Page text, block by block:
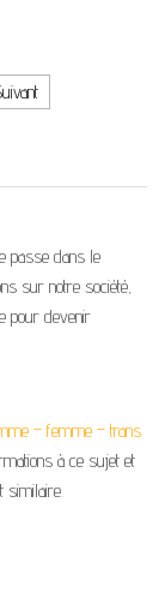
passe dans le
sur notre société,
pour devenir
– femme – trans
à ce sujet et
similaire.